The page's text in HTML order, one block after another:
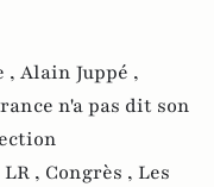
, Alain Juppé ,
n'a pas dit son
, Congrès , Les